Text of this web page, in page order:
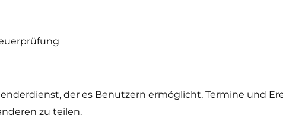
der es Benutzern ermöglicht, Termine und
zu teilen.